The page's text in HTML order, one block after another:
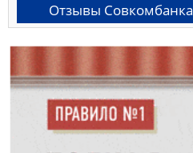
Отзывы Совкомбанка